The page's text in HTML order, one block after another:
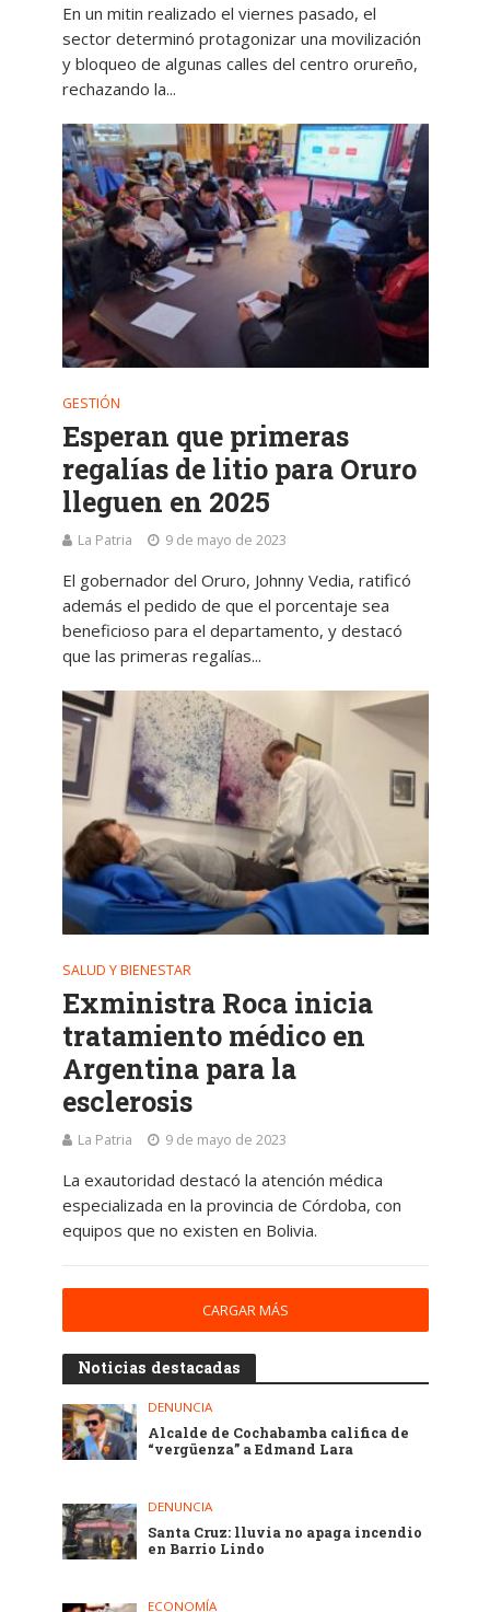
En un mitin realizado el viernes pasado, el
sector determinó protagonizar una movilización
y bloqueo de algunas calles del centro orureño,
rechazando la...
GESTIÓN
Esperan que primeras
regalías de litio para Oruro
lleguen en 2025
La Patria 9 de mayo de 2023
El gobernador del Oruro, Johnny Vedia, ratificó
además el pedido de que el porcentaje sea
beneficioso para el departamento, y destacó
que las primeras regalías...
SALUD Y BIENESTAR
Exministra Roca inicia
tratamiento médico en
Argentina para la
esclerosis
La Patria 9 de mayo de 2023
La exautoridad destacó la atención médica
especializada en la provincia de Córdoba, con
equipos que no existen en Bolivia.
CARGAR MÁS
Noticias destacadas
DENUNCIA
Alcalde de Cochabamba califica de
“vergüenza” a Edmand Lara
DENUNCIA
Santa Cruz: lluvia no apaga incendio
en Barrio Lindo
ECONOMÍA